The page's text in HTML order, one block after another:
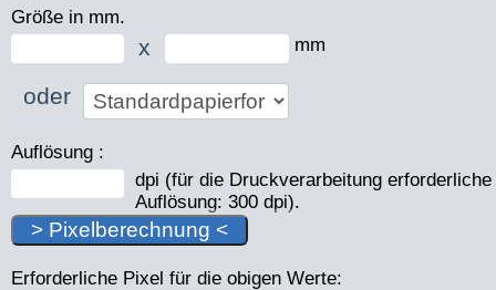
Größe in mm.
x mm
oder
Auflösung :
dpi (für die Druckverarbeitung erforderliche
Auflösung: 300 dpi).
Erforderliche Pixel für die obigen Werte: